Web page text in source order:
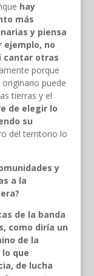
hay
más
y piensa
ejemplo, no
cantar otras
porque
puede
tierras y el
de elegir lo
su
del territorio lo
y
a la
de la banda
como diría un
de la
que
de lucha